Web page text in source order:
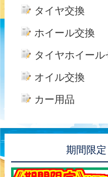
タイヤ交換
ホイール交換
タイヤホイー
オイル交換
カー用品
期間限